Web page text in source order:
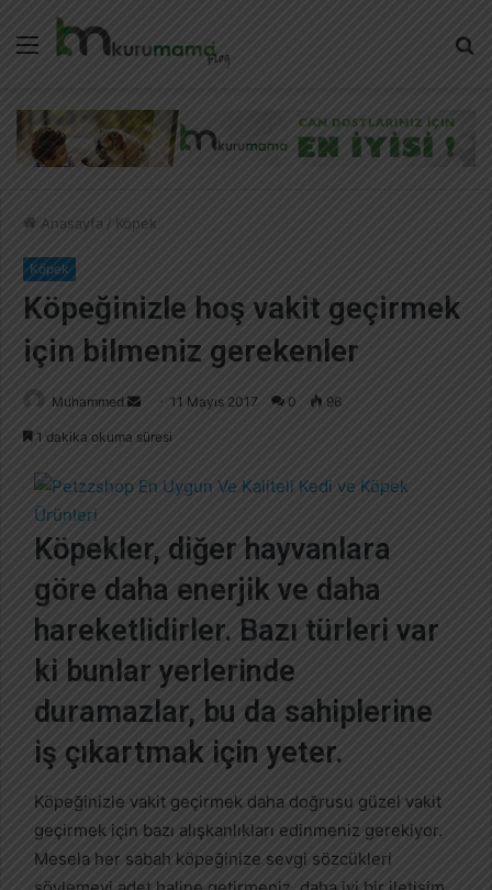
Menü
Anasayfa / Köpek
Köpek
Köpeğinizle hoş vakit geçirmek
için bilmeniz gerekenler
Muhammed
e
o
s
a
g
n
d
r
m
e
11 Mayıs 2017 0 96
1 dakika okuma süresi
Köpekler, diğer hayvanlara
göre daha enerjik ve daha
hareketlidirler. Bazı türleri var
ki bunlar yerlerinde
duramazlar, bu da sahiplerine
iş çıkartmak için yeter.
Köpeğinizle vakit geçirmek daha doğrusu güzel vakit
geçirmek için bazı alışkanlıkları edinmeniz gerekiyor.
Mesela her sabah köpeğinize sevgi sözcükleri